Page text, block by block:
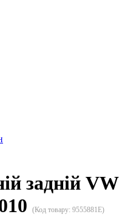
задній VW
(Код товару: 9555881E)